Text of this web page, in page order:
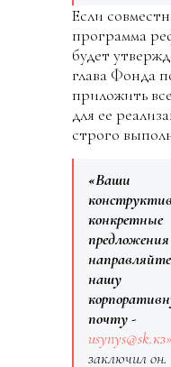
Если
программа
будет
глава Фонда
приложить
для ее
строго
«Ваши
конкретные
предложения
нашу
почту -
usynys@sk.кз»
заключил он.